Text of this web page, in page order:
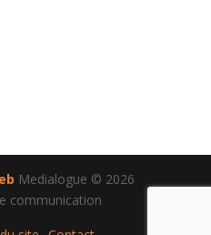
Medialogue © 2026
communication